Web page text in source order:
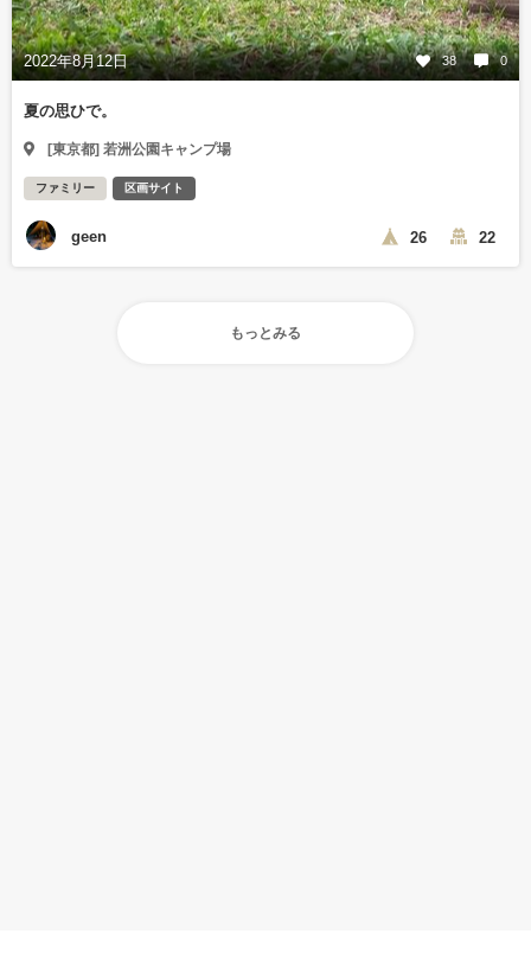
2022年8月12日 38 0
夏の思ひで。
[東京都] 若洲公園キャンプ場
ファミリー 区画サイト
geen 26 22
もっとみる